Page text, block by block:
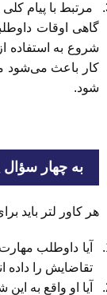
مرتبط با پیام
گاهی اوقات
شروع به استفاده
کار باعث می‌شود
شود.
به چهار سؤال
هر کاور لتر باید
آیا داوطلب
تقاضایش را داده
آیا او واقع به